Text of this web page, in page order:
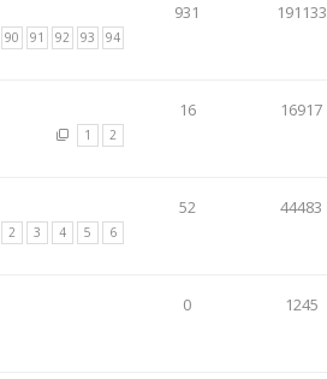
90 91 92 93 94
931 191133
1 2
16 16917
2 3 4 5 6
52 44483
0 1245